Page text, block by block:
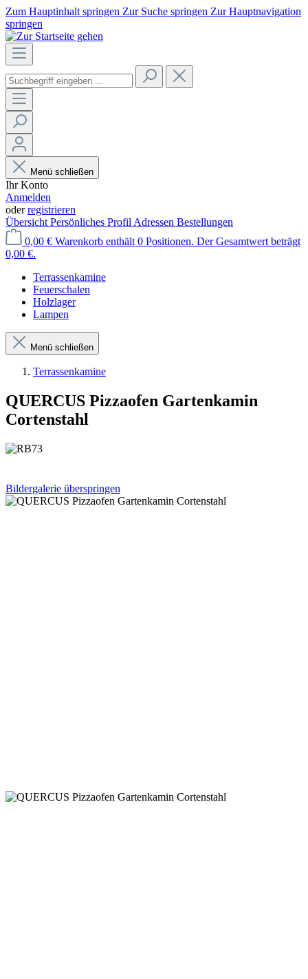
Zum Hauptinhalt springen Zur Suche springen Zur Hauptnavigation
springen
Menü schließen
Ihr Konto
Anmelden
oderregistrieren
Übersicht Persönliches Profil Adressen Bestellungen
0,00 € Warenkorb enthält 0 Positionen. Der Gesamtwert beträgt
0,00 €.
Terrassenkamine
Feuerschalen
Holzlager
Lampen
Menü schließen
Terrassenkamine
QUERCUS Pizzaofen Gartenkamin
Cortenstahl
Bildergalerie überspringen